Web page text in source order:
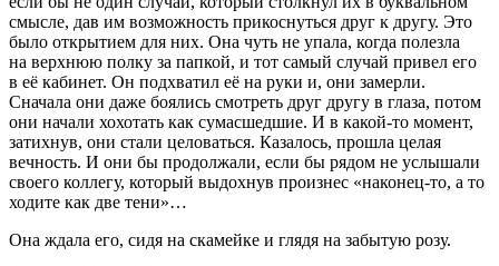
смысле, дав им возможность прикоснуться друг к другу. Это
было открытием для них. Она чуть не упала, когда полезла
на верхнюю полку за папкой, и тот самый случай привел его
в её кабинет. Он подхватил её на руки и, они замерли.
Сначала они даже боялись смотреть друг другу в глаза, потом
они начали хохотать как сумасшедшие. И в какой-то момент,
затихнув, они стали целоваться. Казалось, прошла целая
вечность. И они бы продолжали, если бы рядом не услышали
своего коллегу, который выдохнув произнес «наконец-то, а то
ходите как две тени»…
Она ждала его, сидя на скамейке и глядя на забытую розу.